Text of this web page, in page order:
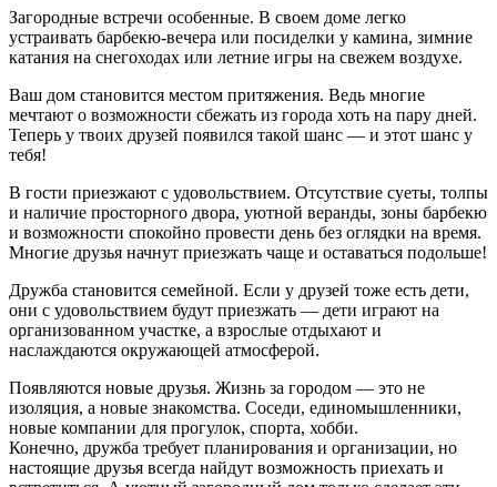
Загородные встречи особенные. В своем доме легко
устраивать барбекю-вечера или посиделки у камина, зимние
катания на снегоходах или летние игры на свежем воздухе.
Ваш дом становится местом притяжения. Ведь многие
мечтают о возможности сбежать из города хоть на пару дней.
Теперь у твоих друзей появился такой шанс — и этот шанс у
тебя!
В гости приезжают с удовольствием. Отсутствие суеты, толпы
и наличие просторного двора, уютной веранды, зоны барбекю
и возможности спокойно провести день без оглядки на время.
Многие друзья начнут приезжать чаще и оставаться подольше!
Дружба становится семейной. Если у друзей тоже есть дети,
они с удовольствием будут приезжать — дети играют на
организованном участке, а взрослые отдыхают и
наслаждаются окружающей атмосферой.
Появляются новые друзья. Жизнь за городом — это не
изоляция, а новые знакомства. Соседи, единомышленники,
новые компании для прогулок, спорта, хобби.
Конечно, дружба требует планирования и организации, но
настоящие друзья всегда найдут возможность приехать и